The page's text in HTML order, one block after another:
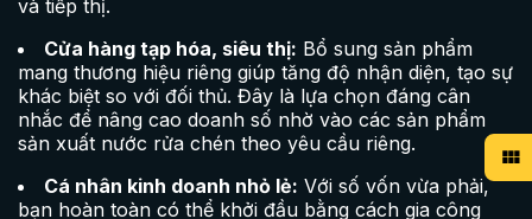
và tiếp thị.
Cửa hàng tạp hóa, siêu thị: Bổ sung sản phẩm
mang thương hiệu riêng giúp tăng độ nhận diện, tạo sự
khác biệt so với đối thủ. Đây là lựa chọn đáng cân
nhắc để nâng cao doanh số nhờ vào các sản phẩm
sản xuất nước rửa chén theo yêu cầu riêng.
Cá nhân kinh doanh nhỏ lẻ: Với số vốn vừa phải,
bạn hoàn toàn có thể khởi đầu bằng cách gia công